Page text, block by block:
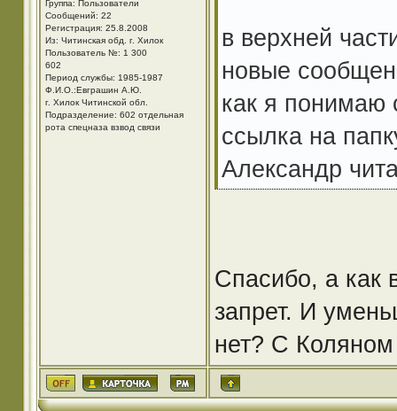
Группа: Пользователи
Сообщений: 22
Регистрация: 25.8.2008
Из: Читинская обд. г. Хилок
Пользователь №: 1 300
602
Период службы: 1985-1987
Ф.И.О.:Евграшин А.Ю.
г. Хилок Читинской обл.
Подразделение: 602 отдельная
рота спецназа взвод связи
в верхней
новые
как я понимаю
ссылка на
Александр
Спасибо, а как
запрет. И
нет? С